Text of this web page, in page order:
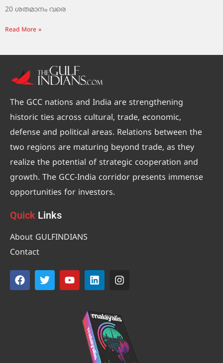
20 ശതമാനം വരെ
Read More »
The GCC nations and India are strengthening
historic ties across cultural, trade, economic,
defense and political areas. Relations between the
two regions are maturing beyond trade, as they
realize the potential of strategic cooperation and
growth. The GCC-India corridor presents immense
opportunities for investors.
Quick Links
About GULFINDIANS
Contact